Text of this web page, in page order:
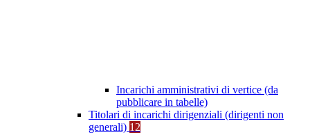
Incarichi amministrativi di vertice (da
pubblicare in tabelle)
Titolari di incarichi dirigenziali (dirigenti non
generali) 12